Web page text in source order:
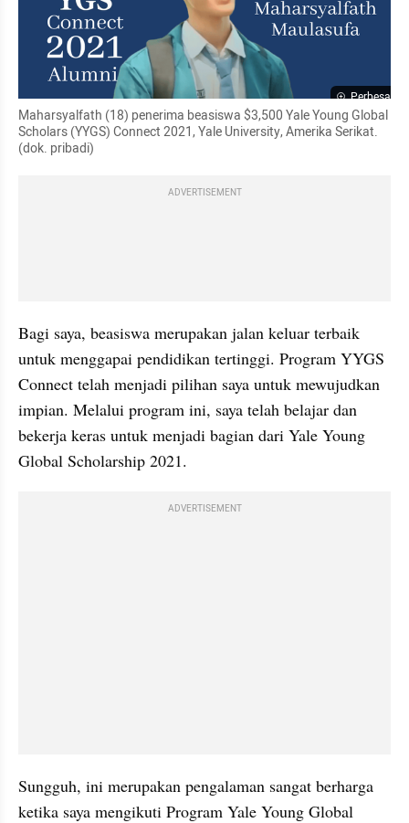
Perbesar
Maharsyalfath (18) penerima beasiswa $3,500 Yale Young Global
Scholars (YYGS) Connect 2021, Yale University, Amerika Serikat.
(dok. pribadi)
ADVERTISEMENT
Bagi saya, beasiswa merupakan jalan keluar terbaik
untuk menggapai pendidikan tertinggi. Program YYGS
Connect telah menjadi pilihan saya untuk mewujudkan
impian. Melalui program ini, saya telah belajar dan
bekerja keras untuk menjadi bagian dari Yale Young
Global Scholarship 2021.
ADVERTISEMENT
Sungguh, ini merupakan pengalaman sangat berharga
ketika saya mengikuti Program Yale Young Global